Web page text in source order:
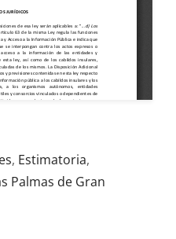
, Estimatoria,
Palmas de Gran